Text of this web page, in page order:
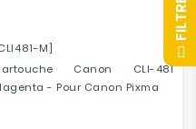
M]
Canon CLI-481
- Pour Canon Pixma
R